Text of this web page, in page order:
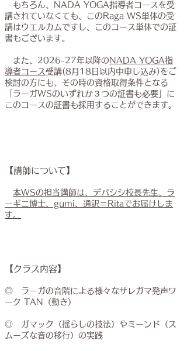
もちろん、NADA YOGA指導者コースを受
講されていなくても、このRaga WS 単体の受
講はウエルカムですし、このコース単体での証
書もございます。
また、2026-27年以降の NADA YOGA指
導者コース 受講(8月18日以内中申し込み)をご
検討の方にも、その時の資格取得条件となる
「ラーガWSのいずれか３つの証書も必要」に
このコースの証書も採用することができます。
【講師について】
本WSの担当講師は、デバシシ校長先生、ラ
ーギニ博士、gumi、通訳＝Ritaでお届けしま
す。
【クラス内容】
◎ ラーガの音階による様々なサレガマ発声ワ
ーク TAN（動き）
◎ ガマック（揺らしの技法）や ミーンド（ス
ムーズな音の移行）の実践